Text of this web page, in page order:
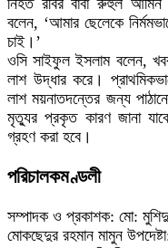
বলেন, ‘আমার ছেলেকে
চাই।’
ওসি সাইফুল ইসলাম বলেন,
লাশ উদ্ধার করে।
লাশ ময়নাতদন্তের জন্য
মৃত্যুর প্রকৃত কারণ জানা
গ্রহণ করা হবে।
পরিচালকমণ্ডলী
সম্পাদক ও প্রকাশক: মো:
মোকছেদুর রহমান মামুন